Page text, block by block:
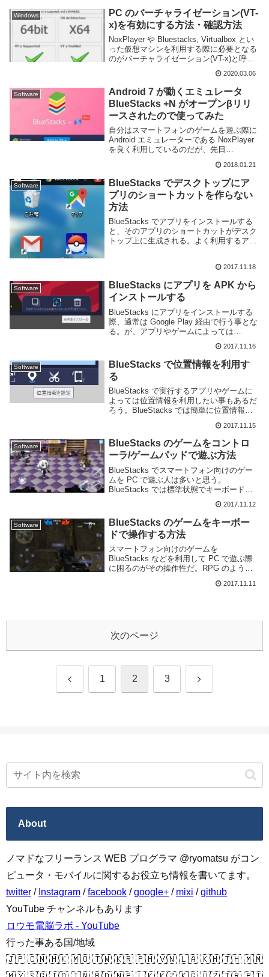
れている A...
Windows
PC のバーチャライゼーション(VT-
x)を有効にする方法・確認方法
NoxPlayer や Bluestacks, Virtualbox とい
った仮想マシンを利用する際に必要となる
のがバーチャライゼーション(VT-x)と呼ば
ンを動かすことができたり、より高速に動
作するこ...
2020.03.06
Software
Android 7 が動くエミュレータ
BlueStacks +N がオープンβリリ
ースされたので使ってみた
自分はスマートフォンのゲームを遊ぶ際に
Android エミュレーターである NoxPlayer
を良く利用しているのだが、先日
BlueStacks +N のオープンβがリリースさ
れたので試し...
2018.01.21
Software
BlueStacks でデスクトップにア
プリのショートカットを作らない
方法
BlueStacks でアプリをインストールする
と、そのアプリのショートカットがデスク
トップ上に生成される。よく利用するアプ
ようにデスクトップを一切使わない人にと
っ...
2017.11.18
Software
BlueStacks にアプリを APK から
インストールする
BlueStacks にアプリをインストールする
際、通常は Google Play 経由で行う事とな
る。が、アプリやゲームによっては
事もある。そういう場合、Android ではア
プリの A...
2017.11.16
Software
BlueStacks で位置情報を利用す
る
BlueStacks で実行するアプリやゲームに
よっては位置情報を利用したい事もあるだ
ろう。BlueStacks では簡単に位置情報を
ンドウ下部にあるツールバーから「位置情
報を設定」のボタンを押す。そう...
2017.11.15
Software
BlueStacks のゲームをコントロ
ーラ/ゲームパッドで遊ぶ方法
BlueStacks でスマートフォン向けのゲー
ムを PC で遊ぶ人は多いと思う。
BlueStacks では標準状態でキーボードに
切に設定を行えば殆どのゲームでキーボー
ドで快適に操作できるはずだ。しかし...
2017.11.12
Software
BlueStacks のゲームをキーボー
ドで操作する方法
スマートフォン向けのゲームを
BlueStacks などを利用して PC で遊ぶ際
に困るのがその操作性だ。RPG のように
ョンゲームやシューティングゲームは両手
2017.11.11
次のページ
前 1 2 3 次
About
ノマドなフリーランス WEB プログラマ @ryomatsu がコン
ピュータ・モバイルに関するお役立ち情報を書いてます。
twitter / Instagram /facebook /google+ / mixi /github
YouTube チャンネルもあります
ロウモ電脳ラボ - YouTube
行った事ある国/地域
🇯🇵 🇨🇳 🇭🇰 🇲🇴 🇹🇼 🇰🇷 🇵🇭 🇻🇳 🇱🇦 🇰🇭 🇹🇭 🇲🇲